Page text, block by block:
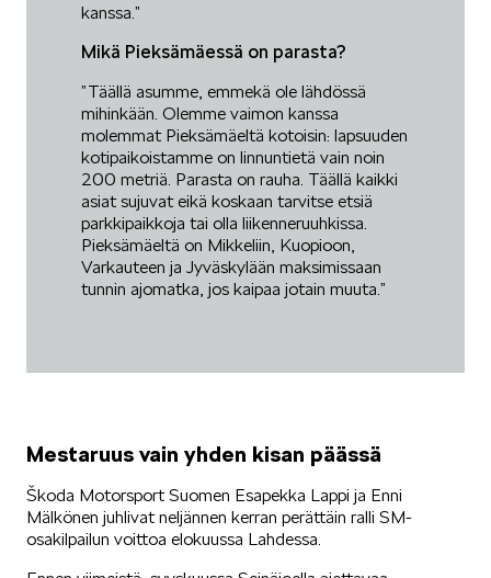
kanssa.”
Mikä Pieksämäessä on parasta?
”Täällä asumme, emmekä ole lähdössä
mihinkään. Olemme vaimon kanssa
molemmat Pieksämäeltä kotoisin: lapsuuden
kotipaikoistamme on linnuntietä vain noin
200 metriä. Parasta on rauha. Täällä kaikki
asiat sujuvat eikä koskaan tarvitse etsiä
parkkipaikkoja tai olla liikenneruuhkissa.
Pieksämäeltä on Mikkeliin, Kuopioon,
Varkauteen ja Jyväskylään maksimissaan
tunnin ajomatka, jos kaipaa jotain muuta.”
Mestaruus vain yhden kisan päässä
Škoda Motorsport Suomen Esapekka Lappi ja Enni
Mälkönen juhlivat neljännen kerran perättäin ralli SM-
osakilpailun voittoa elokuussa Lahdessa.